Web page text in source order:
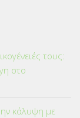
τους:
στο
κάλυψη με